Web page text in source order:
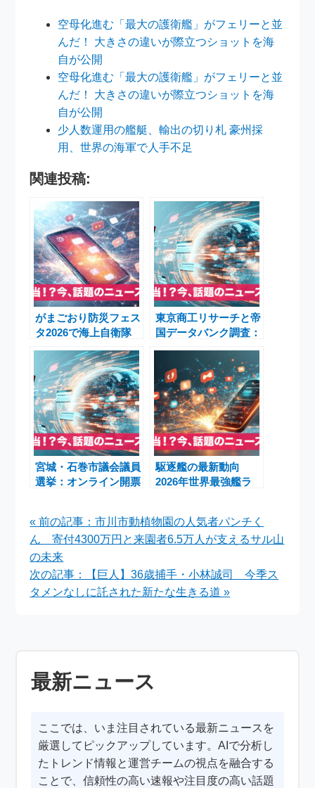
空母化進む「最大の護衛艦」がフェリーと並
んだ！ 大きさの違いが際立つショットを海
自が公開
空母化進む「最大の護衛艦」がフェリーと並
んだ！ 大きさの違いが際立つショットを海
自が公開
少人数運用の艦艇、輸出の切り札 豪州採
用、世界の海軍で人手不足
関連投稿:
がまごおり防災フェス
タ2026で海上自衛隊
般公開とP-2ネプチュ
ーン写真が話題
東京商工リサーチと帝
国データバンク調査：
163件で5年ぶり減も
人手不足33件急増
宮城・石巻市議会議員
選挙：オンライン開票
駆逐艦の最新動向
2026年世界最強艦ラ
業・ハンファオーシャ
ンの競争
« 前の記事：市川市動植物園の人気者パンチく
ん 寄付4300万円と来園者6.5万人が支えるサル山
の未来
次の記事：【巨人】36歳捕手・小林誠司 今季ス
タメンなしに託された新たな生きる道 »
最新ニュース
ここでは、いま注目されている最新ニュースを
厳選してピックアップしています。AIで分析し
たトレンド情報と運営チームの視点を融合する
ことで、信頼性の高い速報や注目度の高い話題